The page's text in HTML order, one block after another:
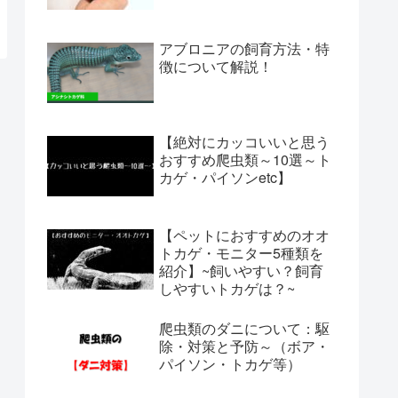
アブロニアの飼育方法・特
徴について解説！
【絶対にカッコいいと思う
おすすめ爬虫類～10選～ト
カゲ・パイソンetc】
【ペットにおすすめのオオ
トカゲ・モニター5種類を
紹介】~飼いやすい？飼育
しやすいトカゲは？~
爬虫類のダニについて：駆
除・対策と予防～（ボア・
パイソン・トカゲ等）